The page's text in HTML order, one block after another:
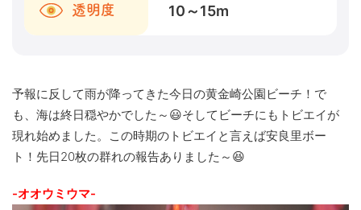
透明度 10～15m
予報に反して雨が降ってきた今日の黄金崎公園ビーチ！で
も、海は終日穏やかでした～😃そしてビーチにもトビエイが
現れ始めました。この時期のトビエイと言えば安良里ボー
ト！先日20枚の群れの報告ありました～😆
-オオウミウマ-